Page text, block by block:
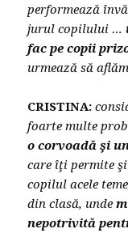
performează
jurul copilului …
fac pe copii
urmează să
CRISTINA:
foarte multe
o corvoadă şi
care îţi permite
copilul acele
din clasă, unde
nepotrivită